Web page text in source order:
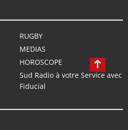
RUGBY
MEDIAS
HOROSCOPE
Sud Radio à votre Service avec
Fiducial